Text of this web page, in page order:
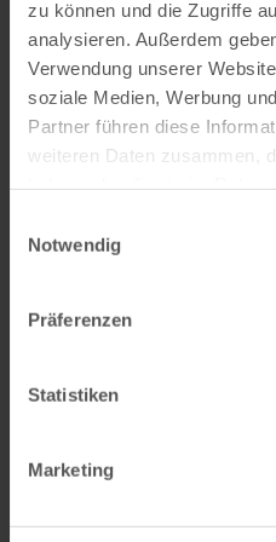
zu können und die Zugriffe
analysieren. Außerdem
Verwendung unserer
soziale Medien, Werbung
Partner führen diese
weiteren Daten zusammen,
Notwendig
Präferenzen
Statistiken
Marketing
Weitere